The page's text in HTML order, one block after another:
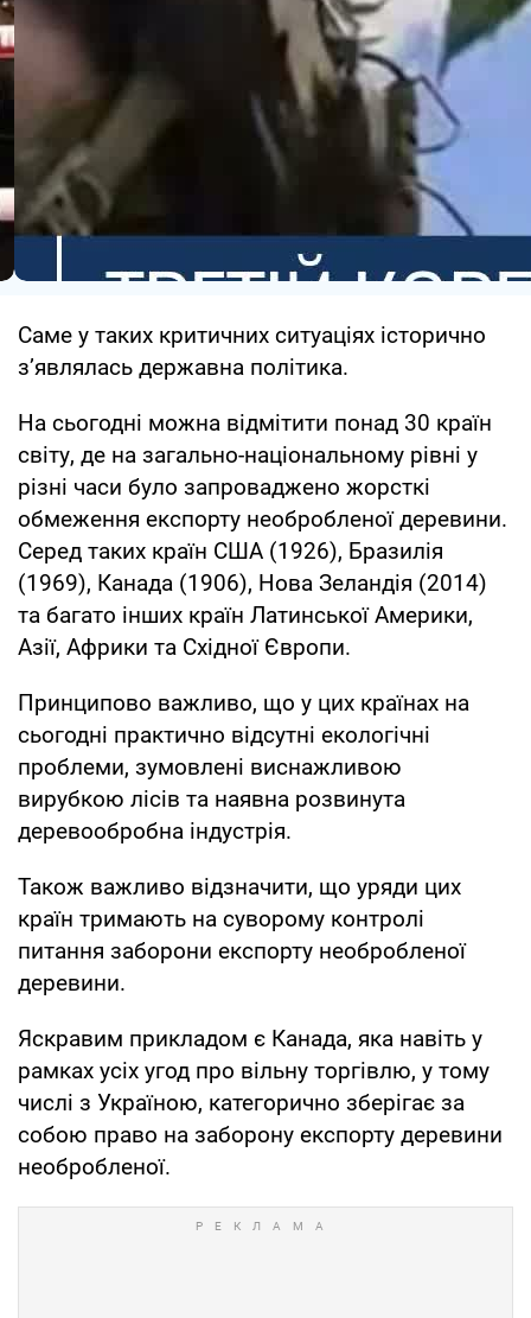
Саме у таких критичних ситуаціях історично
з’являлась державна політика.
На сьогодні можна відмітити понад 30 країн
світу, де на загально-національному рівні у
різні часи було запроваджено жорсткі
обмеження експорту необробленої деревини.
Серед таких країн США (1926), Бразилія
(1969), Канада (1906), Нова Зеландія (2014)
та багато інших країн Латинської Америки,
Азії, Африки та Східної Європи.
Принципово важливо, що у цих країнах на
сьогодні практично відсутні екологічні
проблеми, зумовлені виснажливою
вирубкою лісів та наявна розвинута
деревообробна індустрія.
Також важливо відзначити, що уряди цих
країн тримають на суворому контролі
питання заборони експорту необробленої
деревини.
Яскравим прикладом є Канада, яка навіть у
рамках усіх угод про вільну торгівлю, у тому
числі з Україною, категорично зберігає за
собою право на заборону експорту деревини
необробленої.